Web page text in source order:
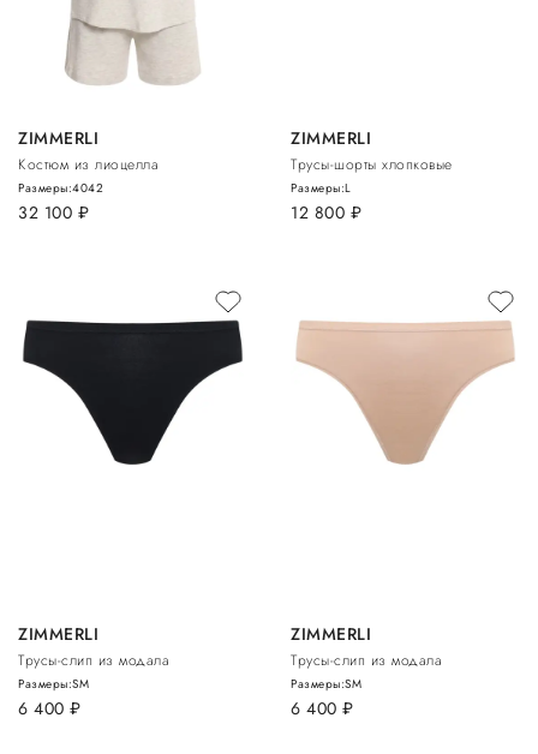
ZIMMERLI
Костюм из лиоцелла
32 100 руб.
Размеры:4042
ZIMMERLI
Трусы-шорты хлопковые
12 800 руб.
Размеры:L
ZIMMERLI
Трусы-слип из модала
6 400 руб.
Размеры:SM
ZIMMERLI
Трусы-слип из модала
6 400 руб.
Размеры:SM